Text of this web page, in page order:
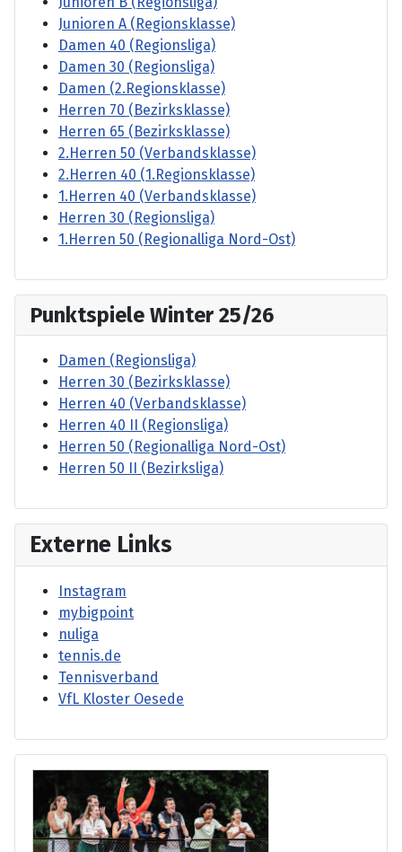
Junioren A (Regionsklasse)
Damen 40 (Regionsliga)
Damen 30 (Regionsliga)
Damen (2.Regionsklasse)
Herren 70 (Bezirksklasse)
Herren 65 (Bezirksklasse)
2.Herren 50 (Verbandsklasse)
2.Herren 40 (1.Regionsklasse)
1.Herren 40 (Verbandsklasse)
Herren 30 (Regionsliga)
1.Herren 50 (Regionalliga Nord-Ost)
Punktspiele Winter 25/26
Damen (Regionsliga)
Herren 30 (Bezirksklasse)
Herren 40 (Verbandsklasse)
Herren 40 II (Regionsliga)
Herren 50 (Regionalliga Nord-Ost)
Herren 50 II (Bezirksliga)
Externe Links
Instagram
mybigpoint
nuliga
tennis.de
Tennisverband
VfL Kloster Oesede